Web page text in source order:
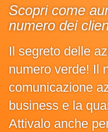
Scopri come
numero dei
Il segreto delle
numero verde! Il
comunicazione
business e la
Attivalo anche